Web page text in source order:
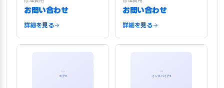
お問い合わせ
詳細を見る
お問い合わせ
詳細を見る